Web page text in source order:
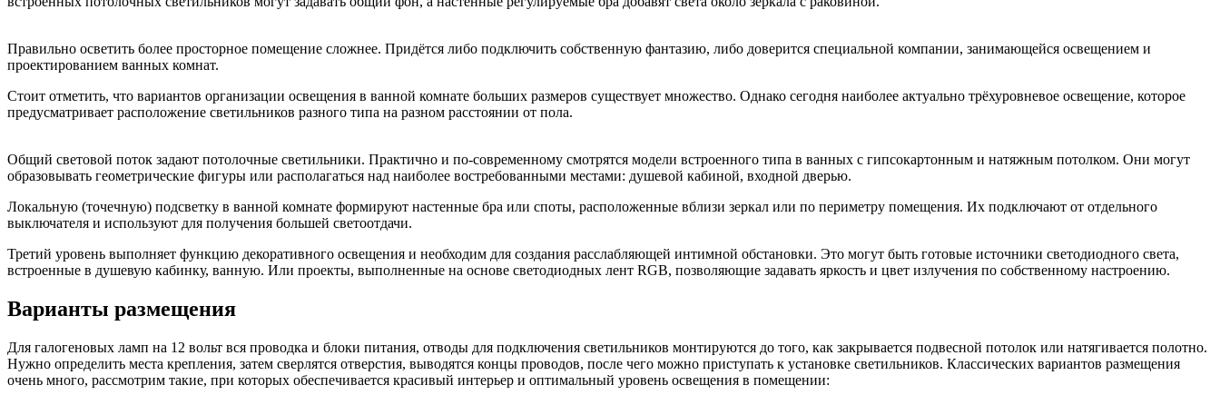
Правильно осветить более просторное помещение сложнее. Придётся либо подключить собственную фантазию, либо доверится специальной компании, занимающейся освещением и
проектированием ванных комнат.
Стоит отметить, что вариантов организации освещения в ванной комнате больших размеров существует множество. Однако сегодня наиболее актуально трёхуровневое освещение, которое
предусматривает расположение светильников разного типа на разном расстоянии от пола.
Общий световой поток задают потолочные светильники. Практично и по-современному смотрятся модели встроенного типа в ванных с гипсокартонным и натяжным потолком. Они могут
образовывать геометрические фигуры или располагаться над наиболее востребованными местами: душевой кабиной, входной дверью.
Локальную (точечную) подсветку в ванной комнате формируют настенные бра или споты, расположенные вблизи зеркал или по периметру помещения. Их подключают от отдельного
выключателя и используют для получения большей светоотдачи.
Третий уровень выполняет функцию декоративного освещения и необходим для создания расслабляющей интимной обстановки. Это могут быть готовые источники светодиодного света,
встроенные в душевую кабинку, ванную. Или проекты, выполненные на основе светодиодных лент RGB, позволяющие задавать яркость и цвет излучения по собственному настроению.
Варианты размещения
Для галогеновых ламп на 12 вольт вся проводка и блоки питания, отводы для подключения светильников монтируются до того, как закрывается подвесной потолок или натягивается полотно.
Нужно определить места крепления, затем сверлятся отверстия, выводятся концы проводов, после чего можно приступать к установке светильников. Классических вариантов размещения
очень много, рассмотрим такие, при которых обеспечивается красивый интерьер и оптимальный уровень освещения в помещении: